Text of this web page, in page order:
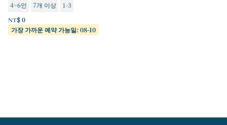
4~6인
7개 이상 1-3
NT$ 0
가장 가까운 예약 가능일: 08-10